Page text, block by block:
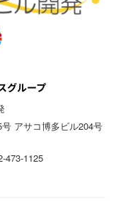
アサコ博多ビル204号
473-1125